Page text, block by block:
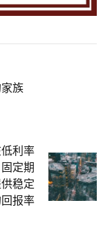
族
利率
定期
稳定
报率